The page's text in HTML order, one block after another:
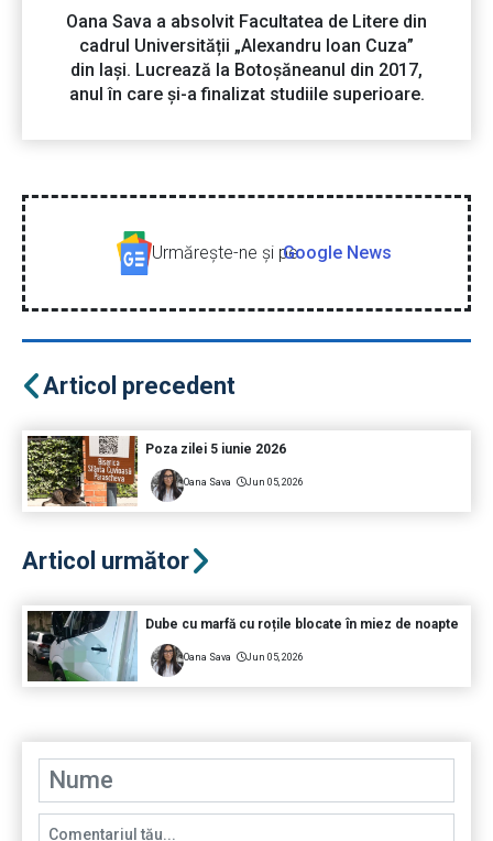
Oana Sava a absolvit Facultatea de Litere din
cadrul Universității „Alexandru Ioan Cuza”
din Iași. Lucrează la Botoșăneanul din 2017,
anul în care și-a finalizat studiile superioare.
Urmăreşte-ne şi peGoogle News
Articol precedent
Poza zilei 5 iunie 2026
Oana Sava Jun 05, 2026
Articol următor
Dube cu marfă cu roțile blocate în miez de noapte
Oana Sava Jun 05, 2026